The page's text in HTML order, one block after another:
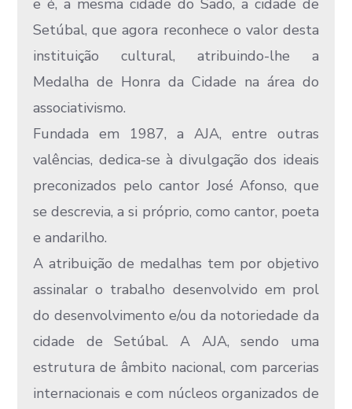
e é, a mesma cidade do Sado, a cidade de
Setúbal, que agora reconhece o valor desta
instituição cultural, atribuindo-lhe a
Medalha de Honra da Cidade na área do
associativismo.
Fundada em 1987, a AJA, entre outras
valências, dedica-se à divulgação dos ideais
preconizados pelo cantor José Afonso, que
se descrevia, a si próprio, como cantor, poeta
e andarilho.
A atribuição de medalhas tem por objetivo
assinalar o trabalho desenvolvido em prol
do desenvolvimento e/ou da notoriedade da
cidade de Setúbal. A AJA, sendo uma
estrutura de âmbito nacional, com parcerias
internacionais e com núcleos organizados de